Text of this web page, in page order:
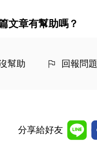
文章有幫助嗎？
幫助 回報問題
分享給好友